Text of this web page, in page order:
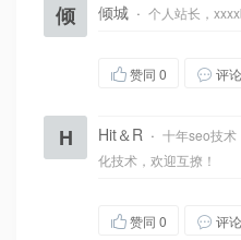
倾 倾城 · 个人站长，
赞同 0 评
H Hit＆R · 十年seo技术
化技术，欢迎互撩！
赞同 0 评